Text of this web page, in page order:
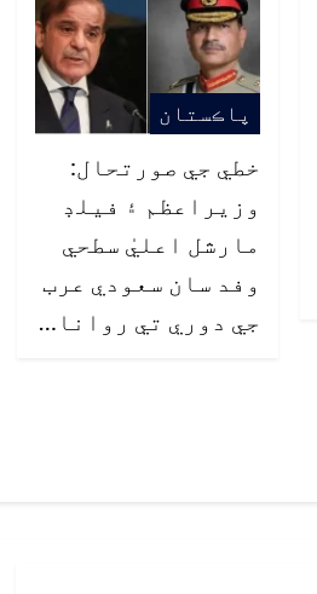
پاڪستان
خطي جي صورتحال:
وزيراعظم ۽ فيلڊ
مارشل اعليٰ سطحي
وفد سان سعودي عرب
جي دوري تي روانا…